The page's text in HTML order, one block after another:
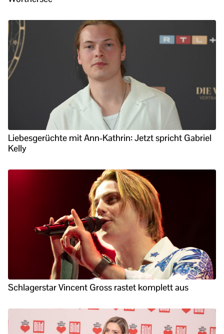
Liebesgerüchte mit Ann-Kathrin: Jetzt spricht Gabriel
Kelly
Schlagerstar Vincent Gross rastet komplett aus